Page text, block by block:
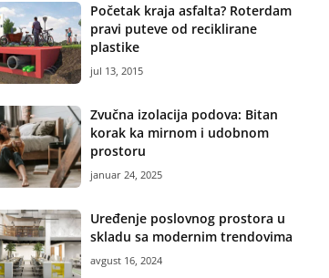
Početak kraja asfalta? Roterdam
pravi puteve od reciklirane
plastike
jul 13, 2015
Zvučna izolacija podova: Bitan
korak ka mirnom i udobnom
prostoru
januar 24, 2025
Uređenje poslovnog prostora u
skladu sa modernim trendovima
avgust 16, 2024